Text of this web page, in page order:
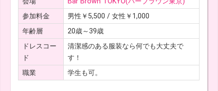
参加料金
男性￥5,500 / 女性￥1,000
年齢層
20歳～39歳
ドレスコー
ド
清潔感のある服装なら何でも大丈夫で
す！
職業
学生も可。